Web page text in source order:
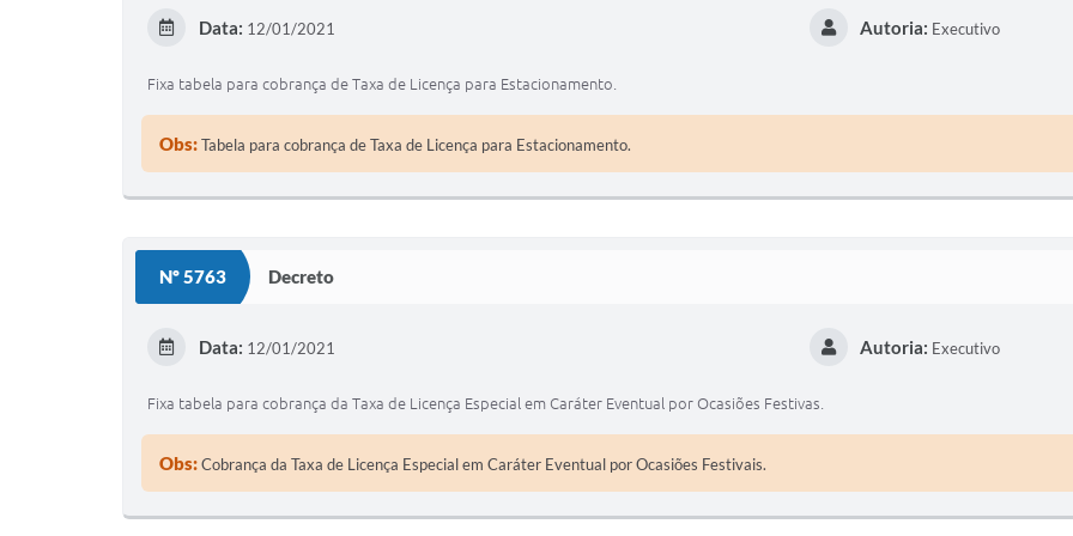
Data: 12/01/2021 Autoria: Executivo
Fixa tabela para cobrança de Taxa de Licença para Estacionamento.
Obs:Tabela para cobrança de Taxa de Licença para Estacionamento.
Nº 5763 Decreto
Data: 12/01/2021 Autoria: Executivo
Fixa tabela para cobrança da Taxa de Licença Especial em Caráter Eventual por Ocasiões Festivas.
Obs:Cobrança da Taxa de Licença Especial em Caráter Eventual por Ocasiões Festivais.